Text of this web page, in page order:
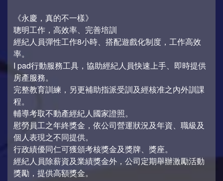
《永慶，真的不一樣》
聰明工作，高效率、完善培訓
經紀人員彈性工作8小時、搭配遊戲化制度，工作高效
率。
I pad行動服務工具，協助經紀人員快速上手、即時提供
房產服務。
完整教育訓練，另更補助指派受訓及經核准之內外訓課
程。
輔導考取不動產經紀人國家證照。
慰勞員工之年終獎金，依公司營運狀況及年資、職級及
個人表現之不同提供。
行政績優同仁可獲頒考核獎金及獎牌、獎座。
經紀人員除薪資及業績獎金外，公司定期舉辦激勵活動
獎勵，提供高額獎金。